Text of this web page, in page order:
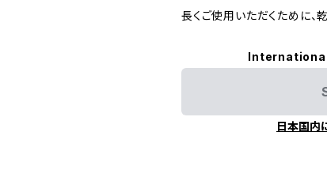
長くご使用いただくために、
日本国内